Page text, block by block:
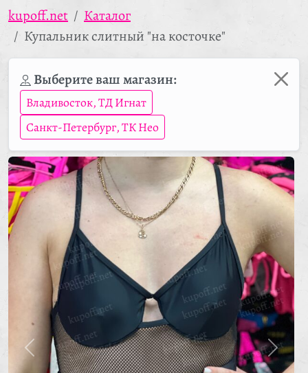
kupoff.net
Каталог
Купальник слитный "на косточке"
Выберите ваш магазин:
Владивосток, ТД Игнат
Санкт-Петербург, ТК Нео